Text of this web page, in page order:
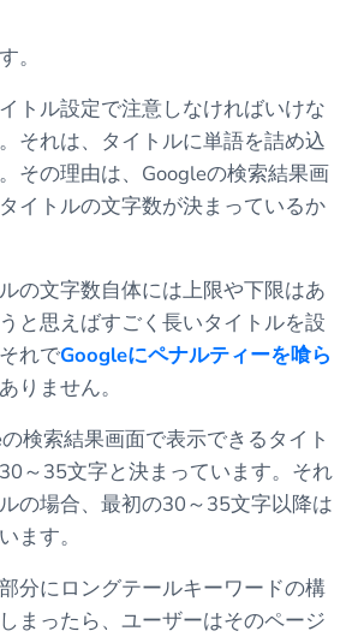
。
トル設定で注意しなければいけな
それは、タイトルに単語を詰め込
その理由は、Googleの検索結果画
イトルの文字数が決まっているか
の文字数自体には上限や下限はあ
と思えばすごく長いタイトルを設
れでGoogleにペナルティーを喰ら
りません。
検索結果画面で表示できるタイト
～35文字と決まっています。それ
の場合、最初の30～35文字以降は
ます。
分にロングテールキーワードの構
まったら、ユーザーはそのページ